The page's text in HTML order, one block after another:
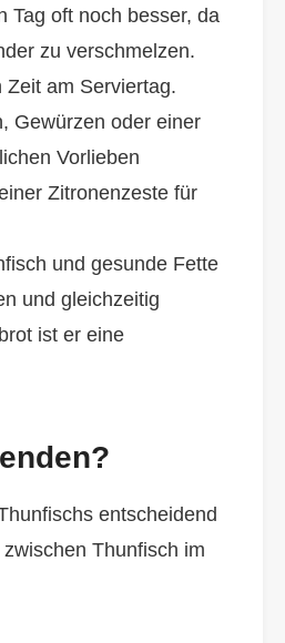
Tag oft noch besser, da
zu verschmelzen.
Zeit am Serviertag.
Gewürzen oder einer
Vorlieben
Zitronenzeste für
und gesunde Fette
und gleichzeitig
ist er eine
entscheidend
Thunfisch im